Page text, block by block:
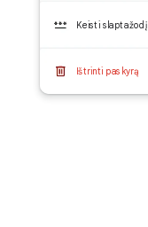
Keisti slaptažodį
Ištrinti paskyrą